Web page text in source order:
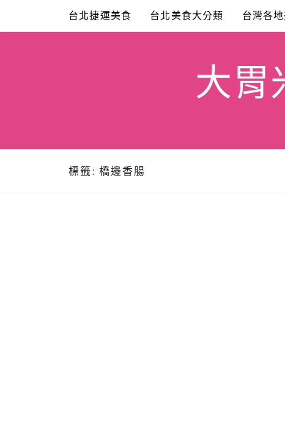
content
台北捷運美食 台北美食大分類 台灣各
大胃
標籤: 橋邊香腸